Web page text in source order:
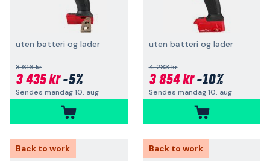
uten batteri og lader
3 616 kr
3 435 kr-5%
Sendes mandag 10. aug
uten batteri og lader
4 283 kr
3 854 kr-10%
Sendes mandag 10. aug
Back to work
Back to work